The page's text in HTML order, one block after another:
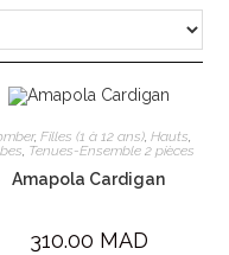
,Filles (1 à 12 ans),Hauts,
, Tenues-Ensemble 2 pièces
Amapola Cardigan
310.00 MAD